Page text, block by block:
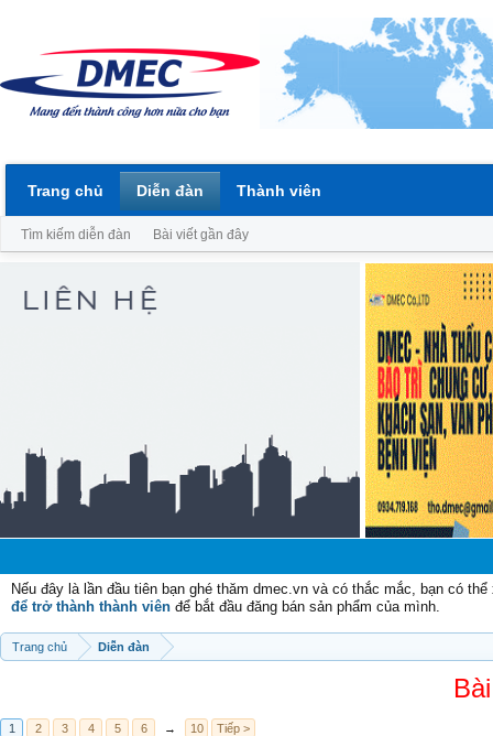
Nếu đây là lần đầu tiên bạn ghé thăm dmec.vn và có thắc mắc, bạn có
để trở thành thành viên để bắt đầu đăng bán sản phẩm của mình.
Trang chủ Diễn đàn
1 2 3 4 5 6 → 10 Tiếp >
Trang chủ Diễn đàn
Tìm kiếm diễn đàn Bài viết gần đây
Thành viên